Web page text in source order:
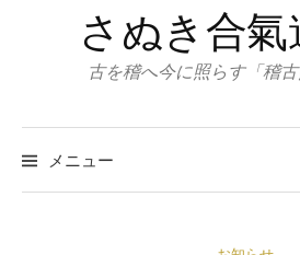
さぬき合
古を稽へ今に照らす「稽
メニュー